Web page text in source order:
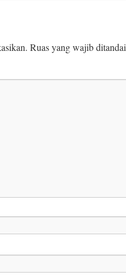
Ruas yang wajib ditandai